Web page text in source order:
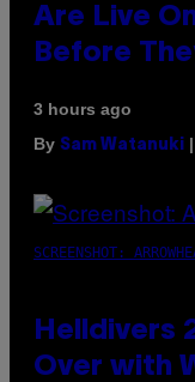
Are Live
Before
3 hours ago
By Sam Watanuki
SCREENSHOT:
Helldivers
Over with